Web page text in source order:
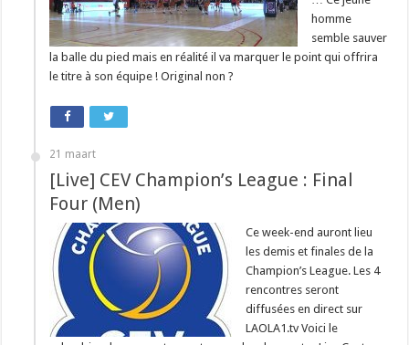
homme
semble sauver
la balle du pied mais en réalité il va marquer le point qui offrira
le titre à son équipe ! Original non ?
21 maart
[Live] CEV Champion’s League : Final
Four (Men)
Ce week-end auront lieu
les demis et finales de la
Champion’s League. Les 4
rencontres seront
diffusées en direct sur
LAOLA1.tv Voici le